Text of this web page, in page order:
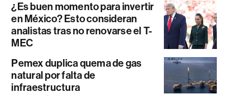
¿Es buen momento para invertir
en México? Esto consideran
analistas tras no renovarse el T-
MEC
Pemex duplica quema de gas
natural por falta de
infraestructura